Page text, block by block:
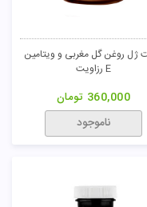
ژل روغن گل مغربی و ویتامین
E رزاویت
360,000 تومان
ناموجود